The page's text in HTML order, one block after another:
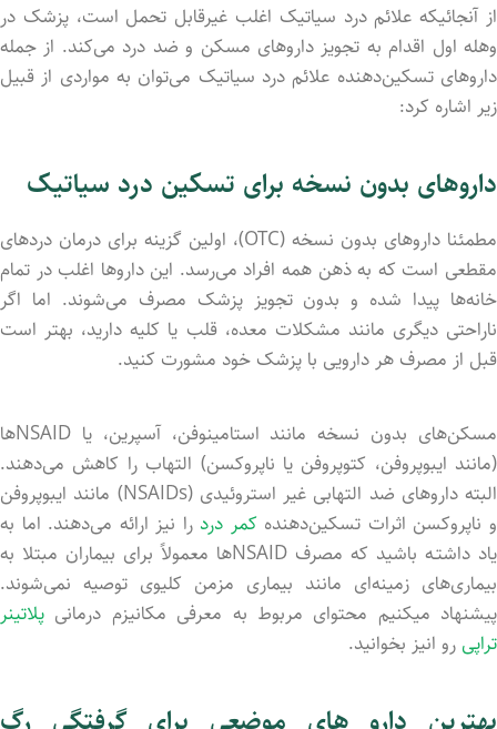
از آنجائیکه علائم درد سیاتیک اغلب غیرقابل تحمل است، پزشک در
وهله اول اقدام به تجویز داروهای مسکن و ضد درد می‌کند. از جمله
داروهای تسکین‌دهنده علائم درد سیاتیک می‌توان به مواردی از قبیل
زیر اشاره کرد:
داروهای بدون نسخه برای تسکین درد سیاتیک
مطمئنا داروهای بدون نسخه (OTC)، اولین گزینه برای درمان دردهای
مقطعی است که به ذهن همه افراد می‌رسد. این داروها اغلب در تمام
خانه‌ها پیدا شد‌ه و بدون تجویز پزشک مصرف می‌شوند. اما اگر
ناراحتی دیگری مانند مشکلات معده، قلب یا کلیه دارید، بهتر است
قبل از مصرف هر دارویی با پزشک خود مشورت کنید.
مسکن‌های بدون نسخه مانند استامینوفن، آسپرین، یا NSAID‌ها
(مانند ایبوپروفن، کتوپروفن یا ناپروکسن) التهاب را کاهش می‌دهند.
البته داروهای ضد التهابی غیر استروئیدی (NSAIDs) مانند ایبوپروفن
و ناپروکسن اثرات تسکین‌دهندهکمر درد را نیز ارائه می‌دهند. اما به
یاد داشتـه باشید که مصرف NSAID‌ها معمولاً برای بیماران مبتلا به
بیماری‌های زمینه‌ای مانند بیماری مزمن کلیوی توصیه نمی‌شوند.
پیشنهاد میکنیم محتوای مربوط به معرفی مکانیزم درمانی پلاتینر
تراپی رو انیز بخوانید.